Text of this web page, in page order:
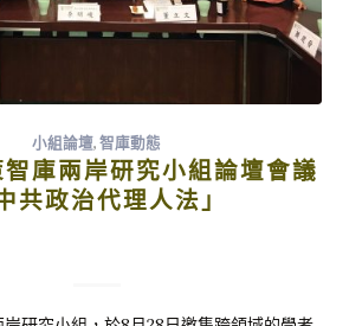
小組論壇,智庫動態
庫兩岸研究小組論壇會議
共政治代理人法」